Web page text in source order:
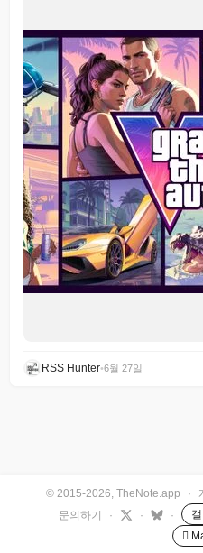
RSS Hunter•6월 27일
© 2015-2026, TheNote.app ·
문의하기
· · ·
